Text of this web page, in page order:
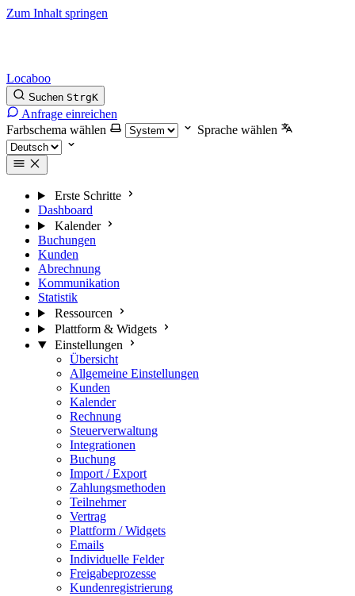
Zum Inhalt springen
Locaboo
Suchen StrgK
Anfrage einreichen
Farbschema wählen
Sprache wählen
Erste Schritte
Dashboard
Kalender
Buchungen
Kunden
Abrechnung
Kommunikation
Statistik
Ressourcen
Plattform & Widgets
Einstellungen
Übersicht
Allgemeine Einstellungen
Kunden
Kalender
Rechnung
Steuerverwaltung
Integrationen
Buchung
Import / Export
Zahlungsmethoden
Teilnehmer
Vertrag
Plattform / Widgets
Emails
Individuelle Felder
Freigabeprozesse
Kundenregistrierung